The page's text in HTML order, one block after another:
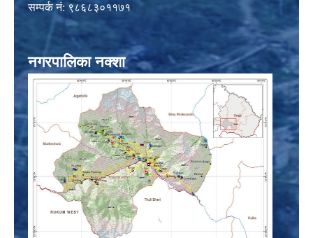
सम्पर्क नं: ९८६८३०११७१
नगरपालिका नक्शा